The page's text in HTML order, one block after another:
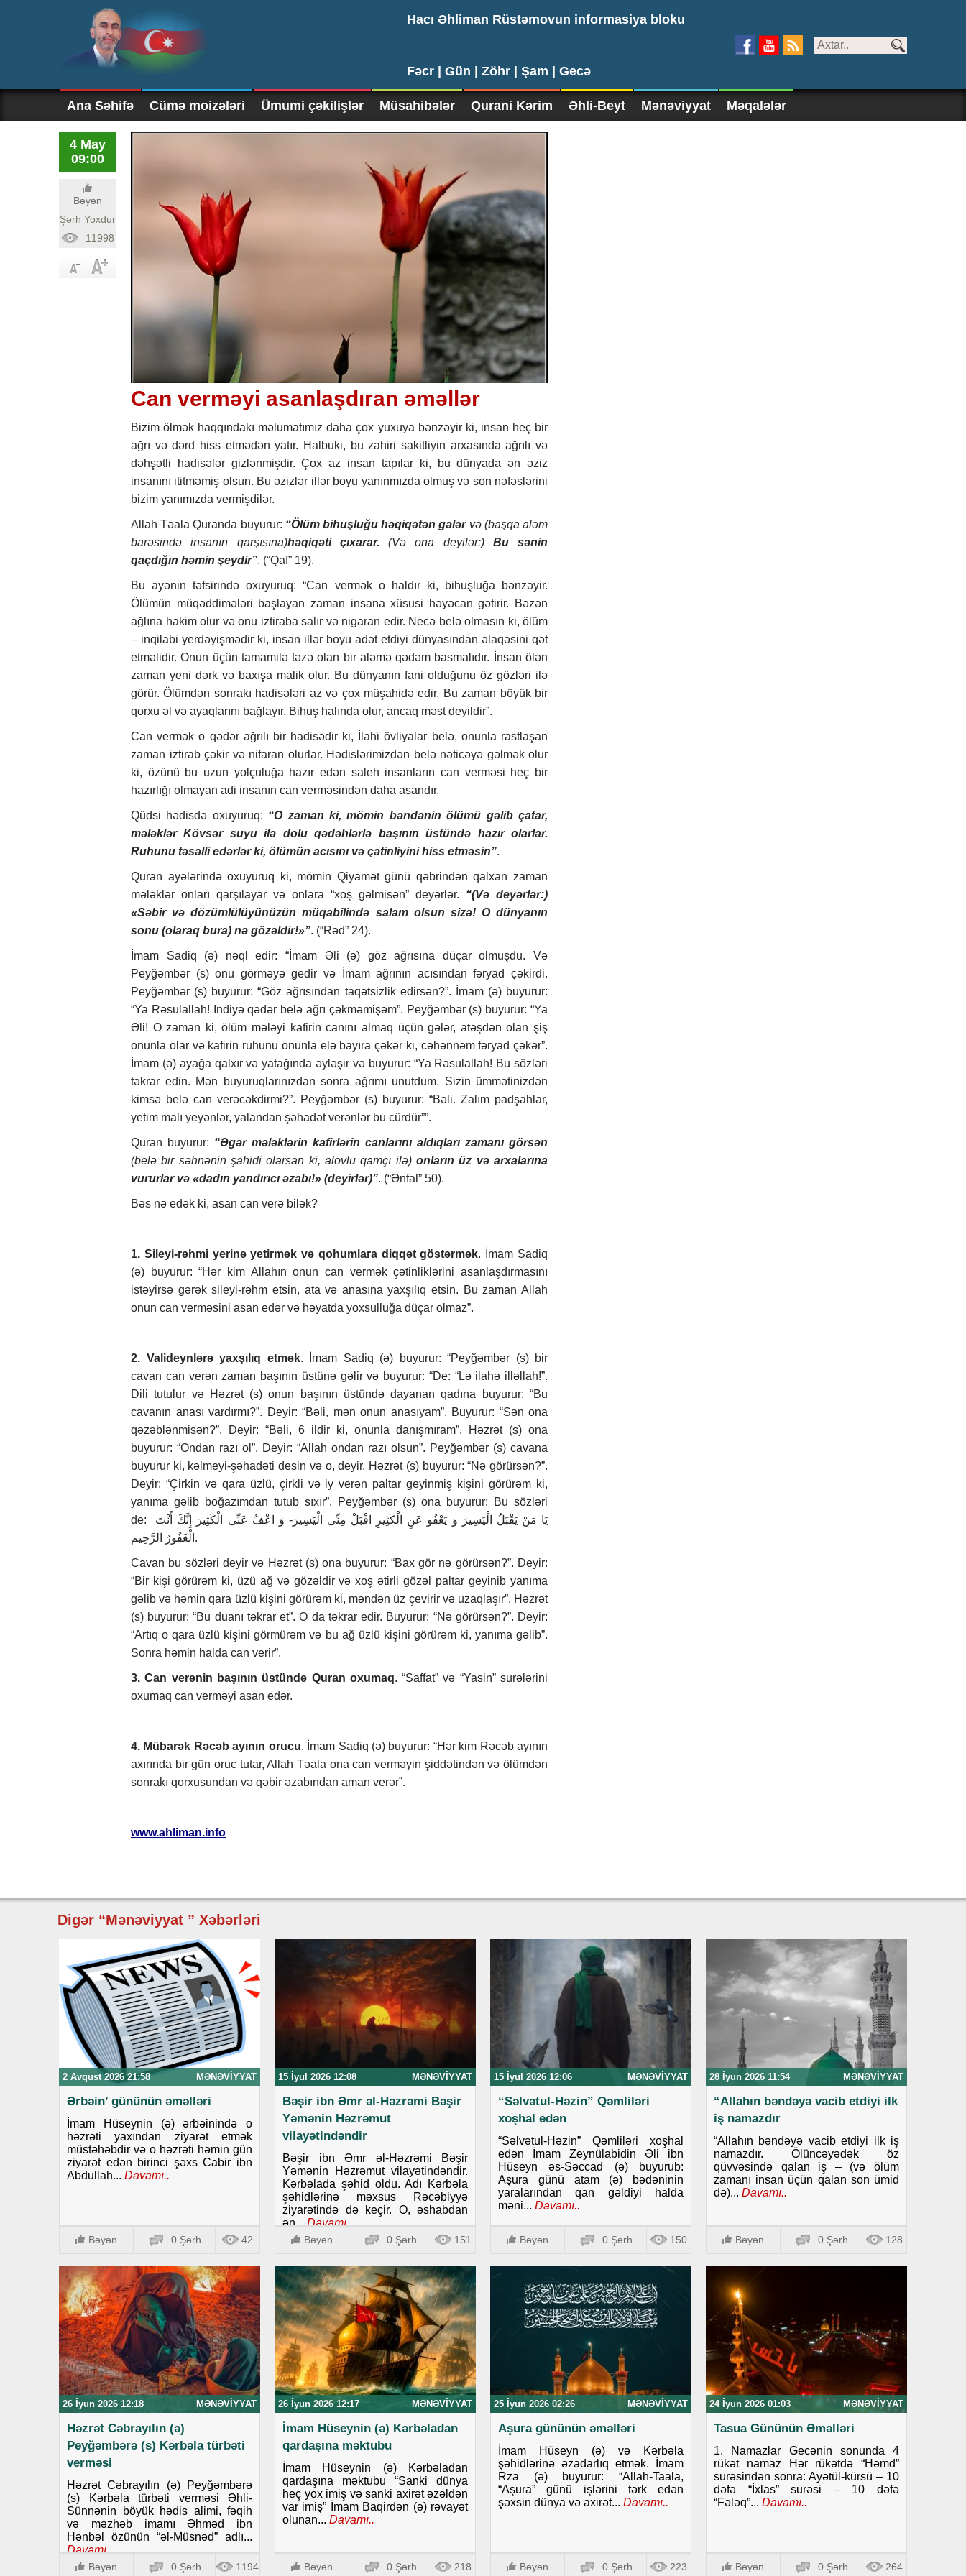
Hacı Əhliman Rüstəmovun informasiya bloku
Fəcr | Gün | Zöhr | Şam | Gecə
Ana Səhifə Cümə moizələri Ümumi çəkilişlər Müsahibələr Qurani Kərim Əhli-Beyt Mənəviyyat Məqalələr
4 May
09:00
Bəyən
Şərh Yoxdur
11998
Can verməyi asanlaşdıran əməllər
Bizim ölmək haqqındakı məlumatımız daha çox yuxuya bənzəyir ki, insan heç bir
ağrı və dərd hiss etmədən yatır. Halbuki, bu zahiri sakitliyin arxasında ağrılı və
dəhşətli hadisələr gizlənmişdir. Çox az insan tapılar ki, bu dünyada ən əziz
insanını ititməmiş olsun. Bu əzizlər illər boyu yanınmızda olmuş və son nəfəslərini
bizim yanımızda vermişdilər.
Allah Təala Quranda buyurur: “Ölüm bihuşluğu həqiqətən gələr və (başqa aləm
barəsində insanın qarşısına)həqiqəti çıxarar. (Və ona deyilər:)Bu sənin
qaçdığın həmin şeydir”. (“Qaf” 19).
Bu ayənin təfsirində oxuyuruq: “Can vermək o haldır ki, bihuşluğa bənzəyir.
Ölümün müqəddimələri başlayan zaman insana xüsusi həyəcan gətirir. Bəzən
ağlına hakim olur və onu iztiraba salır və nigaran edir. Necə belə olmasın ki, ölüm
– inqilabi yerdəyişmədir ki, insan illər boyu adət etdiyi dünyasından əlaqəsini qət
etməlidir. Onun üçün tamamilə təzə olan bir aləmə qədəm basmalıdır. İnsan ölən
zaman yeni dərk və baxışa malik olur. Bu dünyanın fani olduğunu öz gözləri ilə
görür. Ölümdən sonrakı hadisələri az və çox müşahidə edir. Bu zaman böyük bir
qorxu əl və ayaqlarını bağlayır. Bihuş halında olur, ancaq məst deyildir”.
Can vermək o qədər ağrılı bir hadisədir ki, İlahi övliyalar belə, onunla rastlaşan
zaman iztirab çəkir və nifaran olurlar. Hədislərimizdən belə nəticəyə gəlmək olur
ki, özünü bu uzun yolçuluğa hazır edən saleh insanların can verməsi heç bir
hazırlığı olmayan adi insanın can verməsindən daha asandır.
Qüdsi hədisdə oxuyuruq: “O zaman ki, mömin bəndənin ölümü gəlib çatar,
mələklər Kövsər suyu ilə dolu qədəhlərlə başının üstündə hazır olarlar.
Ruhunu təsəlli edərlər ki, ölümün acısını və çətinliyini hiss etməsin”.
Quran ayələrində oxuyuruq ki, mömin Qiyamət günü qəbrindən qalxan zaman
mələklər onları qarşılayar və onlara “xoş gəlmisən” deyərlər. “(Və deyərlər:)
«Səbir və dözümlülüyünüzün müqabilində salam olsun sizə! O dünyanın
sonu (olaraq bura) nə gözəldir!»”. (“Rəd” 24).
İmam Sadiq (ə) nəql edir: “İmam Əli (ə) göz ağrısına düçar olmuşdu. Və
Peyğəmbər (s) onu görməyə gedir və İmam ağrının acısından fəryad çəkirdi.
Peyğəmbər (s) buyurur: “Göz ağrısından taqətsizlik edirsən?”. İmam (ə) buyurur:
“Ya Rəsulallah! Indiyə qədər belə ağrı çəkməmişəm”. Peyğəmbər (s) buyurur: “Ya
Əli! O zaman ki, ölüm mələyi kafirin canını almaq üçün gələr, atəşdən olan şiş
onunla olar və kafirin ruhunu onunla elə bayıra çəkər ki, cəhənnəm fəryad çəkər”.
İmam (ə) ayağa qalxır və yatağında əyləşir və buyurur: “Ya Rəsulallah! Bu sözləri
təkrar edin. Mən buyuruqlarınızdan sonra ağrımı unutdum. Sizin ümmətinizdən
kimsə belə can verəcəkdirmi?”. Peyğəmbər (s) buyurur: “Bəli. Zalım padşahlar,
yetim malı yeyənlər, yalandan şəhadət verənlər bu cürdür””.
Quran buyurur: “Əgər mələklərin kafirlərin canlarını aldıqları zamanı görsən
(belə bir səhnənin şahidi olarsan ki, alovlu qamçı ilə) onların üz və arxalarına
vururlar və «dadın yandırıcı əzabı!» (deyirlər)”. (“Ənfal” 50).
Bəs nə edək ki, asan can verə bilək?
1. Sileyi-rəhmi yerinə yetirmək və qohumlara diqqət göstərmək. İmam Sadiq
(ə) buyurur: “Hər kim Allahın onun can vermək çətinliklərini asanlaşdırmasını
istəyirsə gərək sileyi-rəhm etsin, ata və anasına yaxşılıq etsin. Bu zaman Allah
onun can verməsini asan edər və həyatda yoxsulluğa düçar olmaz”.
2. Valideynlərə yaxşılıq etmək. İmam Sadiq (ə) buyurur: “Peyğəmbər (s) bir
cavan can verən zaman başının üstünə gəlir və buyurur: “De: “Lə ilahə illəllah!”.
Dili tutulur və Həzrət (s) onun başının üstündə dayanan qadına buyurur: “Bu
cavanın anası vardırmı?”. Deyir: “Bəli, mən onun anasıyam”. Buyurur: “Sən ona
qəzəblənmisən?”. Deyir: “Bəli, 6 ildir ki, onunla danışmıram”. Həzrət (s) ona
buyurur: “Ondan razı ol”. Deyir: “Allah ondan razı olsun”. Peyğəmbər (s) cavana
buyurur ki, kəlmeyi-şəhadəti desin və o, deyir. Həzrət (s) buyurur: “Nə görürsən?”.
Deyir: “Çirkin və qara üzlü, çirkli və iy verən paltar geyinmiş kişini görürəm ki,
yanıma gəlib boğazımdan tutub sıxır”. Peyğəmbər (s) ona buyurur: Bu sözləri
de: یَا مَنْ یَقْبَلُ الْیَسِیرَ وَ یَعْفُو عَنِ الْكَثِیرِ اقْبَلْ مِنِّی الْیَسِیرَ- وَ اعْفُ عَنِّی الْكَثِیرَ إِنَّكَ أَنْتَ
الْغَفُورُ الرَّحِیم.
Cavan bu sözləri deyir və Həzrət (s) ona buyurur: “Bax gör nə görürsən?”. Deyir:
“Bir kişi görürəm ki, üzü ağ və gözəldir və xoş ətirli gözəl paltar geyinib yanıma
gəlib və həmin qara üzlü kişini görürəm ki, məndən üz çevirir və uzaqlaşır”. Həzrət
(s) buyurur: “Bu duanı təkrar et”. O da təkrar edir. Buyurur: “Nə görürsən?”. Deyir:
“Artıq o qara üzlü kişini görmürəm və bu ağ üzlü kişini görürəm ki, yanıma gəlib”.
Sonra həmin halda can verir”.
3. Can verənin başının üstündə Quran oxumaq. “Saffat” və “Yasin” surələrini
oxumaq can verməyi asan edər.
4. Mübarək Rəcəb ayının orucu. İmam Sadiq (ə) buyurur: “Hər kim Rəcəb ayının
axırında bir gün oruc tutar, Allah Təala ona can verməyin şiddətindən və ölümdən
sonrakı qorxusundan və qəbir əzabından aman verər”.
www.ahliman.info
Digər “Mənəviyyat ” Xəbərləri
2 Avqust 2026 21:58 MƏNƏVIYYAT
Ərbəin’ gününün əməlləri
İmam Hüseynin (ə) ərbəinində o
həzrəti yaxından ziyarət etmək
müstəhəbdir və o həzrəti həmin gün
ziyarət edən birinci şəxs Cabir ibn
Abdullah... Davamı..
Bəyən 0 Şərh 42
15 İyul 2026 12:08 MƏNƏVIYYAT
Bəşir ibn Əmr əl-Həzrəmi Bəşir
Yəmənin Həzrəmut
vilayətindəndir
Bəşir ibn Əmr əl-Həzrəmi Bəşir
Yəmənin Həzrəmut vilayətindəndir.
Kərbəlada şəhid oldu. Adı Kərbəla
şəhidlərinə məxsus Rəcəbiyyə
ziyarətində də keçir. O, əshabdan
ən...Davamı..
Bəyən 0 Şərh 151
15 İyul 2026 12:06 MƏNƏVIYYAT
“Səlvətul-Həzin” Qəmliləri
xoşhal edən
“Səlvətul-Həzin” Qəmliləri xoşhal
edən İmam Zeynülabidin Əli ibn
Hüseyn əs-Səccad (ə) buyurub:
Aşura günü atam (ə) bədəninin
yaralarından qan gəldiyi halda
məni... Davamı..
Bəyən 0 Şərh 150
28 İyun 2026 11:54 MƏNƏVIYYAT
“Allahın bəndəyə vacib etdiyi ilk
iş namazdır
“Allahın bəndəyə vacib etdiyi ilk iş
namazdır. Ölüncəyədək öz
qüvvəsində qalan iş – (və ölüm
zamanı insan üçün qalan son ümid
də)... Davamı..
Bəyən 0 Şərh 128
26 İyun 2026 12:18 MƏNƏVIYYAT
Həzrət Cəbrayılın (ə)
Peyğəmbərə (s) Kərbəla türbəti
verməsi
Həzrət Cəbrayılın (ə) Peyğəmbərə
(s) Kərbəla türbəti verməsi Əhli-
Sünnənin böyük hədis alimi, fəqih
və məzhəb imamı Əhməd ibn
Hənbəl özünün “əl-Müsnəd” adlı...
Davamı..
Bəyən 0 Şərh 1194
26 İyun 2026 12:17 MƏNƏVIYYAT
İmam Hüseynin (ə) Kərbəladan
qardaşına məktubu
İmam Hüseynin (ə) Kərbəladan
qardaşına məktubu “Sanki dünya
heç yox imiş və sanki axirət əzəldən
var imiş” İmam Baqirdən (ə) rəvayət
olunan... Davamı..
Bəyən 0 Şərh 218
25 İyun 2026 02:26 MƏNƏVIYYAT
Aşura gününün əməlləri
İmam Hüseyn (ə) və Kərbəla
şəhidlərinə əzadarlıq etmək. İmam
Rza (ə) buyurur: “Allah-Taala,
“Aşura” günü işlərini tərk edən
şəxsin dünya və axirət... Davamı..
Bəyən 0 Şərh 223
24 İyun 2026 01:03 MƏNƏVIYYAT
Tasua Gününün Əməlləri
1. Namazlar Gecənin sonunda 4
rükət namaz Hər rükətdə “Həmd”
surəsindən sonra: Ayətül-kürsü – 10
dəfə “İxlas” surəsi – 10 dəfə
“Fələq”... Davamı..
Bəyən 0 Şərh 264